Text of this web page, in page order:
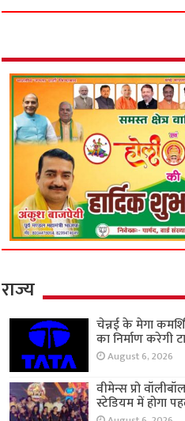
राज्य
चेन्नई के मेगा
का निर्माण करेगी
August 6, 2026
वीमेन्स प्रो
स्टेडियम में होगा